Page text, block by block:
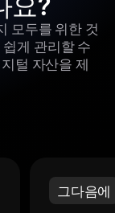
모두를 위한 것
게 관리할 수
털 자산을 제
그다음에